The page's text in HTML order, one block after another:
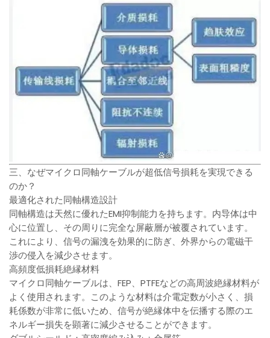
三、なぜマイクロ同軸ケーブルが超低信号損耗を実現できる
のか？
最適化された同軸構造設計
同軸構造は天然に優れたEMI抑制能力を持ちます。内导体は中
心に位置し、その周りに完全な屏蔽層が被覆されています。
これにより、信号の漏洩を効果的に防ぎ、外界からの電磁干
渉の侵入を減少させます。
高頻度低損耗絶縁材料
マイクロ同軸ケーブルは、FEP、PTFEなどの高周波絶縁材料が
よく使用されます。このような材料は介電定数が小さく、損
耗係数が非常に低いため、信号が絶縁体中を伝播する際のエ
ネルギー損失を顕著に減少させることができます。